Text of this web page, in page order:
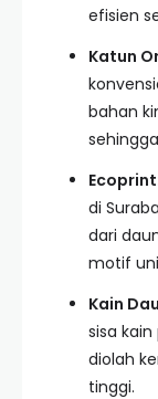
efisien
Katun
bahan
di
dari
motif
Kain
sisa
diolah
tinggi.